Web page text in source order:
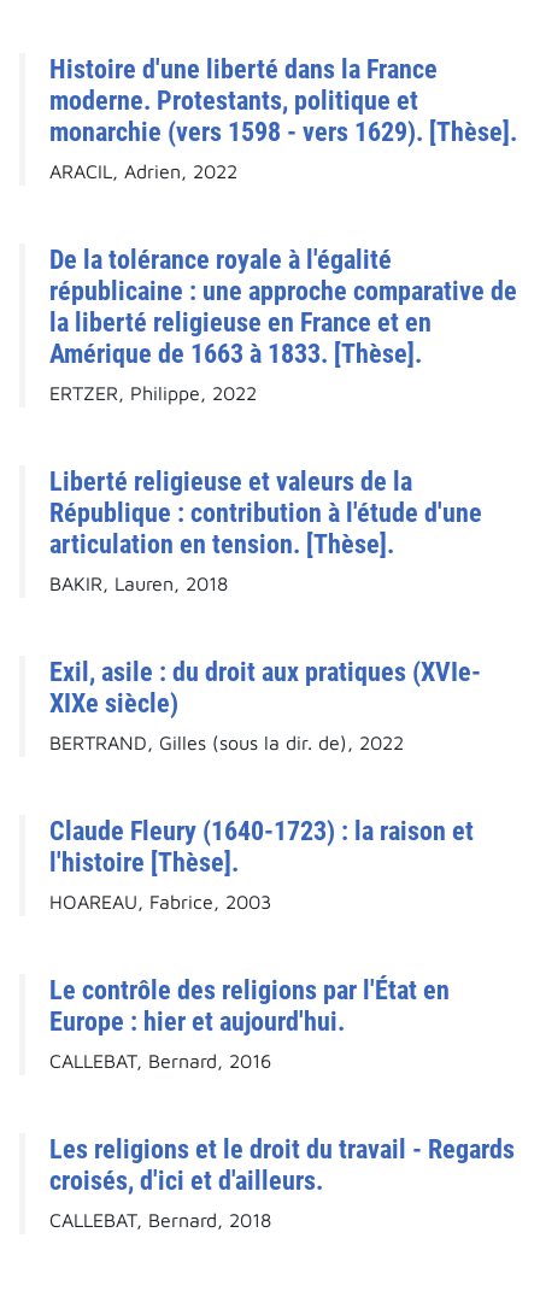
Histoire d'une liberté dans la France
moderne. Protestants, politique et
monarchie (vers 1598 - vers 1629). [Thèse].
ARACIL, Adrien, 2022
De la tolérance royale à l'égalité
républicaine : une approche comparative de
la liberté religieuse en France et en
Amérique de 1663 à 1833. [Thèse].
ERTZER, Philippe, 2022
Liberté religieuse et valeurs de la
République : contribution à l'étude d'une
articulation en tension. [Thèse].
BAKIR, Lauren, 2018
Exil, asile : du droit aux pratiques (XVIe-
XIXe siècle)
BERTRAND, Gilles (sous la dir. de), 2022
Claude Fleury (1640-1723) : la raison et
l'histoire [Thèse].
HOAREAU, Fabrice, 2003
Le contrôle des religions par l'État en
Europe : hier et aujourd'hui.
CALLEBAT, Bernard, 2016
Les religions et le droit du travail - Regards
croisés, d'ici et d'ailleurs.
CALLEBAT, Bernard, 2018